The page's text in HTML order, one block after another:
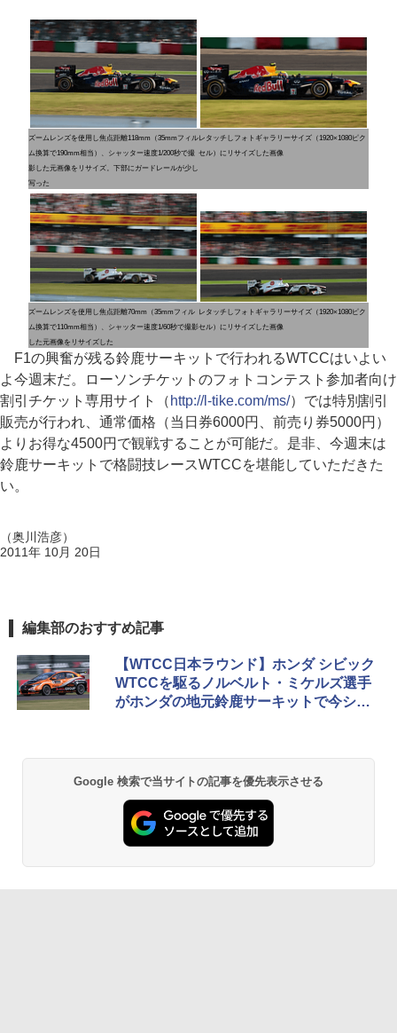
ズームレンズを使用し焦点距離118mm（35mmフィル
ム換算で190mm相当）、シャッター速度1/200秒で撮
影した元画像をリサイズ。下部にガードレールが少し
写った
レタッチしフォトギャラリーサイズ（1920×1080ピク
セル）にリサイズした画像
ズームレンズを使用し焦点距離70mm（35mmフィル
ム換算で110mm相当）、シャッター速度1/60秒で撮影
した元画像をリサイズした
レタッチしフォトギャラリーサイズ（1920×1080ピク
セル）にリサイズした画像
F1の興奮が残る鈴鹿サーキットで行われるWTCCはいよい
よ今週末だ。ローソンチケットのフォトコンテスト参加者向け
割引チケット専用サイト（ http://l-tike.com/ms/）では特別割引
販売が行われ、通常価格（当日券6000円、前売り券5000円）
よりお得な4500円で観戦することが可能だ。是非、今週末は
鈴鹿サーキットで格闘技レースWTCCを堪能していただきた
い。
（奥川浩彦）
2011年 10月 20日
編集部のおすすめ記事
【WTCC日本ラウンド】ホンダ シビック
WTCCを駆るノルベルト・ミケルズ選手
がホンダの地元鈴鹿サーキットで今シー
Google 検索で当サイトの記事を優先表示させる